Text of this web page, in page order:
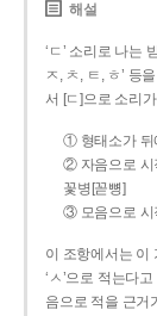
해설
‘ㄷ’ 소리로 나는
ㅈ, ㅊ, ㅌ, ㅎ’ 등
서 [ㄷ]으로 소리
① 형태소가 뒤
② 자음으로 시
꽃병[꼳뼝]
③ 모음으로 시
이 조항에서는 이
‘ㅅ’으로 적는다
음으로 적을 근거